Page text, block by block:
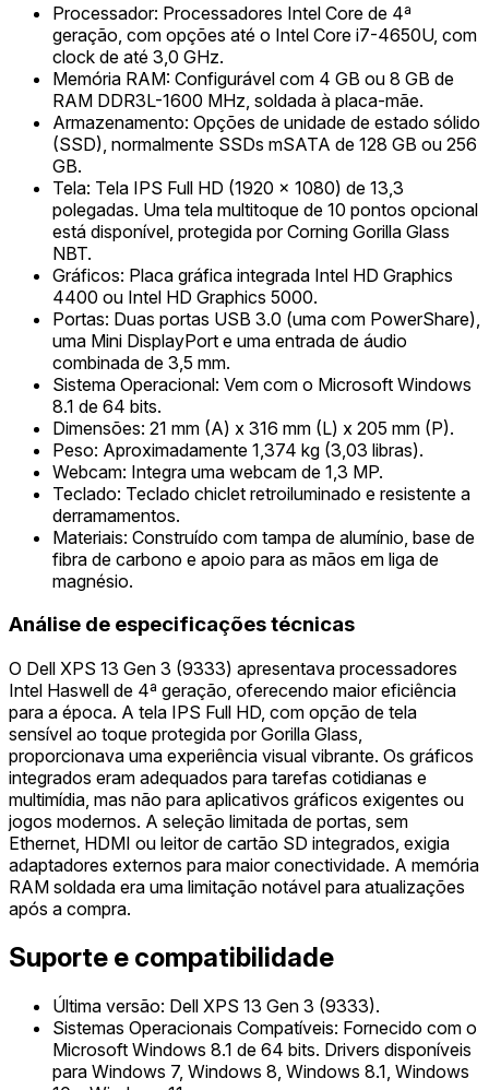
Processador: Processadores Intel Core de 4ª
geração, com opções até o Intel Core i7-4650U, com
clock de até 3,0 GHz.
Memória RAM: Configurável com 4 GB ou 8 GB de
RAM DDR3L-1600 MHz, soldada à placa-mãe.
Armazenamento: Opções de unidade de estado sólido
(SSD), normalmente SSDs mSATA de 128 GB ou 256
GB.
Tela: Tela IPS Full HD (1920 x 1080) de 13,3
polegadas. Uma tela multitoque de 10 pontos opcional
está disponível, protegida por Corning Gorilla Glass
NBT.
Gráficos: Placa gráfica integrada Intel HD Graphics
4400 ou Intel HD Graphics 5000.
Portas: Duas portas USB 3.0 (uma com PowerShare),
uma Mini DisplayPort e uma entrada de áudio
combinada de 3,5 mm.
Sistema Operacional: Vem com o Microsoft Windows
8.1 de 64 bits.
Dimensões: 21 mm (A) x 316 mm (L) x 205 mm (P).
Peso: Aproximadamente 1,374 kg (3,03 libras).
Webcam: Integra uma webcam de 1,3 MP.
Teclado: Teclado chiclet retroiluminado e resistente a
derramamentos.
Materiais: Construído com tampa de alumínio, base de
fibra de carbono e apoio para as mãos em liga de
magnésio.
Análise de especificações técnicas
O Dell XPS 13 Gen 3 (9333) apresentava processadores
Intel Haswell de 4ª geração, oferecendo maior eficiência
para a época. A tela IPS Full HD, com opção de tela
sensível ao toque protegida por Gorilla Glass,
proporcionava uma experiência visual vibrante. Os gráficos
integrados eram adequados para tarefas cotidianas e
multimídia, mas não para aplicativos gráficos exigentes ou
jogos modernos. A seleção limitada de portas, sem
Ethernet, HDMI ou leitor de cartão SD integrados, exigia
adaptadores externos para maior conectividade. A memória
RAM soldada era uma limitação notável para atualizações
após a compra.
Suporte e compatibilidade
Última versão: Dell XPS 13 Gen 3 (9333).
Sistemas Operacionais Compatíveis: Fornecido com o
Microsoft Windows 8.1 de 64 bits. Drivers disponíveis
para Windows 7, Windows 8, Windows 8.1, Windows